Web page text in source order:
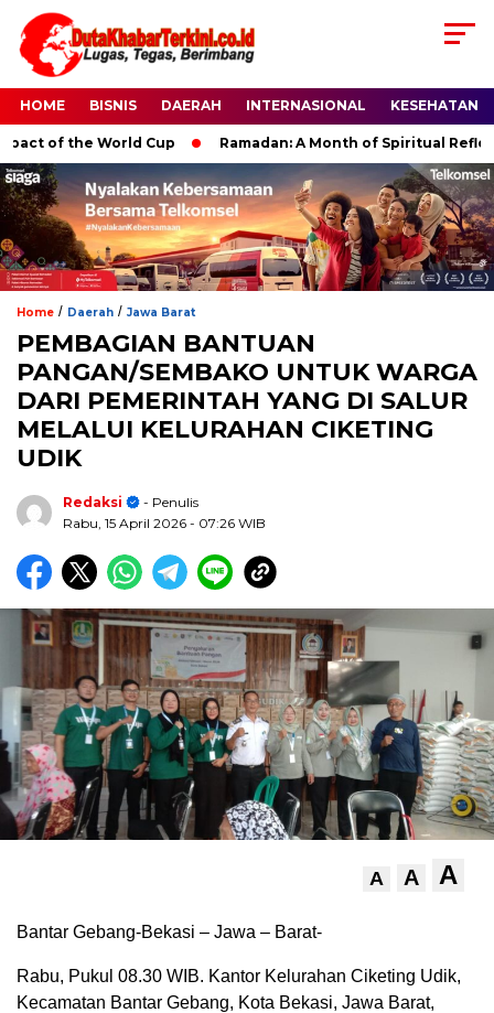
HOME BISNIS DAERAH INTERNASIONAL KESEHATAN
of the World Cup Ramadan: A Month of Spiritual
Home / Daerah / Jawa Barat
PEMBAGIAN BANTUAN
PANGAN/SEMBAKO UNTUK WARGA
DARI PEMERINTAH YANG DI SALUR
MELALUI KELURAHAN CIKETING
UDIK
Redaksi
- Penulis
Rabu, 15 April 2026 - 07:26 WIB
A A A
Bantar Gebang-Bekasi – Jawa – Barat-
Rabu, Pukul 08.30 WIB. Kantor Kelurahan Ciketing Udik,
Kecamatan Bantar Gebang, Kota Bekasi, Jawa Barat,